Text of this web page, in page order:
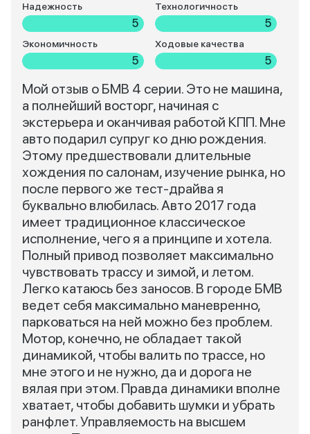
Надежность
5
Технологичность
5
Экономичность
5
Ходовые качества
5
Мой отзыв о БМВ 4 серии. Это не машина,
а полнейший восторг, начиная с
экстерьера и оканчивая работой КПП. Мне
авто подарил супруг ко дню рождения.
Этому предшествовали длительные
хождения по салонам, изучение рынка, но
после первого же тест-драйва я
буквально влюбилась. Авто 2017 года
имеет традиционное классическое
исполнение, чего я а принципе и хотела.
Полный привод позволяет максимально
чувствовать трассу и зимой, и летом.
Легко катаюсь без заносов. В городе БМВ
ведет себя максимально маневренно,
парковаться на ней можно без проблем.
Мотор, конечно, не обладает такой
динамикой, чтобы валить по трассе, но
мне этого и не нужно, да и дорога не
вялая при этом. Правда динамики вполне
хватает, чтобы добавить шумки и убрать
ранфлет. Управляемость на высшем